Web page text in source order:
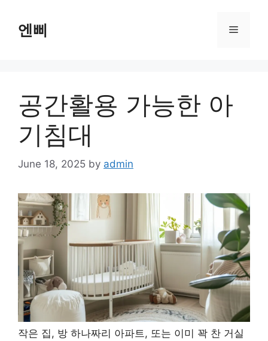
content
엔삐 Menu
공간활용 가능한 아
기침대
June 18, 2025 by admin
작은 집, 방 하나짜리 아파트, 또는 이미 꽉 찬 거실